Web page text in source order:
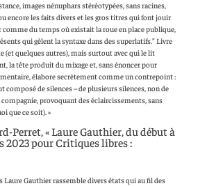
images nénuphars stéréotypées, sans racines,
encore les faits divers et les gros titres qui font jouir
comme du temps où existait la roue en place publique,
qui gèlent la syntaxe dans des superlatifs.” Livre
(et quelques autres), mais surtout avec qui le lit
la tête produit du mixage et, sans énoncer pour
élabore secrètement comme un contrepoint :
composé de silences – de plusieurs silences, non de
provoquant des éclaircissements, sans
que ce soit). »
Perret, « Laure Gauthier, du début à
2023 pour Critiques libres :
Laure Gauthier rassemble divers états qui au fil des